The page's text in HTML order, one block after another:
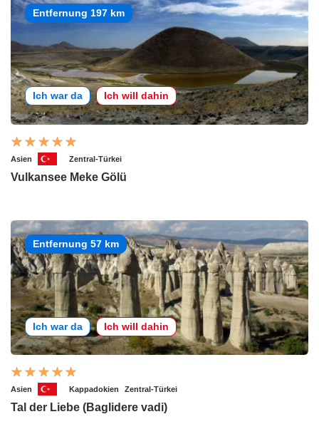
Entfernung 197 km
Ich war da Ich will dahin
Asien Zentral-Türkei
Vulkansee Meke Gölü
Entfernung 57 km
Ich war da Ich will dahin
Asien Kappadokien Zentral-Türkei
Tal der Liebe (Baglidere vadi)